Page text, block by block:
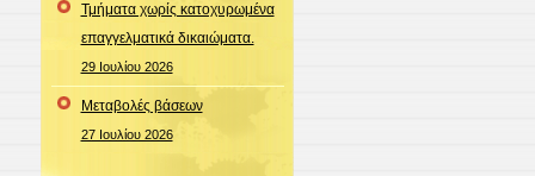
Τμήματα χωρίς κατοχυρωμένα
επαγγελματικά δικαιώματα.
29 Ιουλίου 2026
Μεταβολές βάσεων
27 Ιουλίου 2026